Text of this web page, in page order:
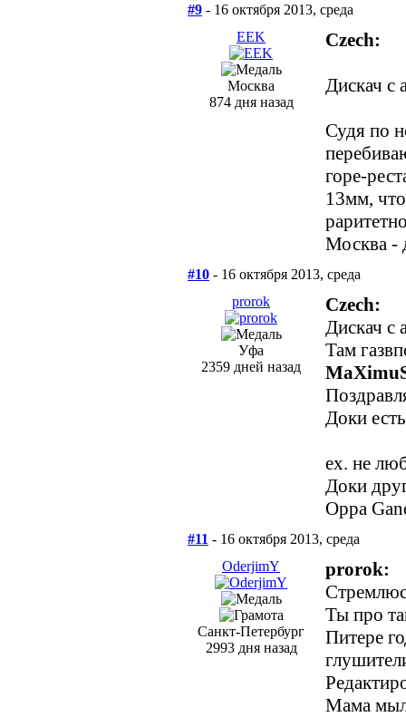
#9 - 16 октября 2013, среда
EEK
Москва
874 дня назад
Czech:
Дискач с
Судя по
горе-
13мм,
Москва -
#10 - 16 октября 2013, среда
prorok
Уфа
2359 дней назад
Czech:
Дискач с
Там
Доки
ех. не
Доки
Oppa
#11 - 16 октября 2013, среда
OderjimY
Санкт-Петербург
2993 дня назад
prorok:
Ты про
Питере
Мама